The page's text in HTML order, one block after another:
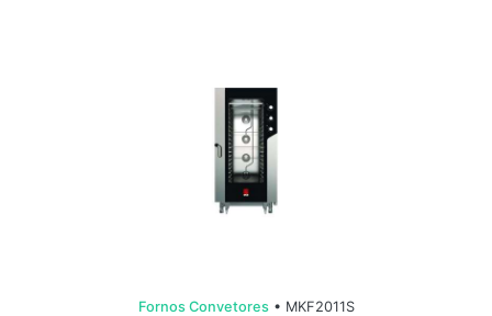
Fornos Convetores• MKF2011S